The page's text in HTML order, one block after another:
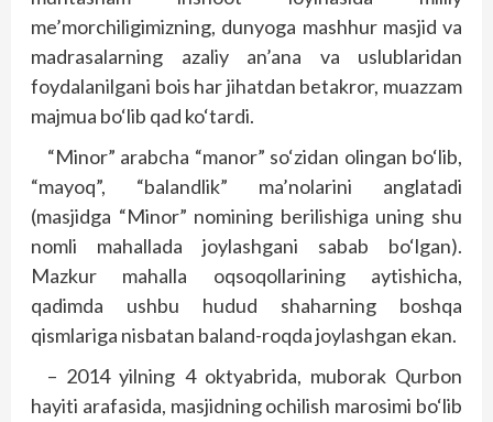
me’morchiligimizning, dunyoga mashhur masjid va
madrasalarning azaliy an’ana va uslublaridan
foydalanilgani bois har jihatdan betakror, muazzam
majmua bo‘lib qad ko‘tardi.
“Minor” arabcha “manor” so‘zidan olingan bo‘lib,
“mayoq”, “balandlik” ma’nolarini anglatadi
(masjidga “Minor” nomining berilishiga uning shu
nomli mahallada joylashgani sabab bo‘lgan).
Mazkur mahalla oqsoqollarining aytishicha,
qadimda ushbu hudud shaharning boshqa
qismlariga nisbatan baland-roqda joylashgan ekan.
– 2014 yilning 4 oktyabrida, muborak Qurbon
hayiti arafasida, masjidning ochilish marosimi bo‘lib